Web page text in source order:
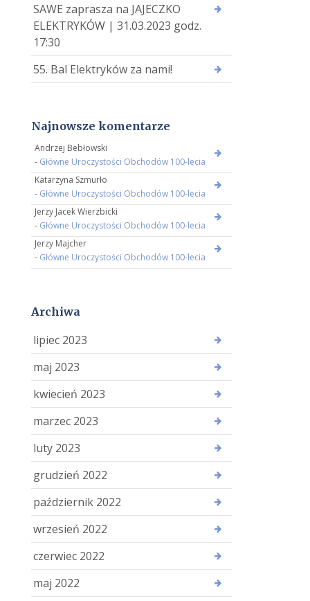
SAWE zaprasza na JAJECZKO
ELEKTRYKÓW | 31.03.2023 godz.
17:30
55. Bal Elektryków za nami!
Najnowsze komentarze
Andrzej Bebłowski
- Główne Uroczystości Obchodów 100-lecia
Katarzyna Szmurło
- Główne Uroczystości Obchodów 100-lecia
Jerzy Jacek Wierzbicki
- Główne Uroczystości Obchodów 100-lecia
Jerzy Majcher
- Główne Uroczystości Obchodów 100-lecia
Archiwa
lipiec 2023
maj 2023
kwiecień 2023
marzec 2023
luty 2023
grudzień 2022
październik 2022
wrzesień 2022
czerwiec 2022
maj 2022